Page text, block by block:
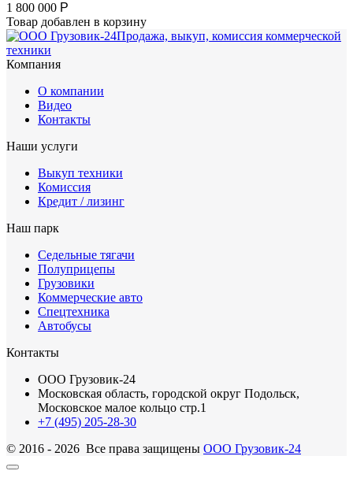
1 800 000 Р
Товар добавлен в корзину
Продажа, выкуп, комиссия коммерческой
техники
Компания
О компании
Видео
Контакты
Наши услуги
Выкуп техники
Комиссия
Кредит / лизинг
Наш парк
Седельные тягачи
Полуприцепы
Грузовики
Коммерческие авто
Спецтехника
Автобусы
Контакты
ООО Грузовик-24
Московская область, городской округ Подольск,
Московское малое кольцо стр.1
+7 (495) 205-28-30
© 2016 - 2026 Все права защищены ООО Грузовик-24